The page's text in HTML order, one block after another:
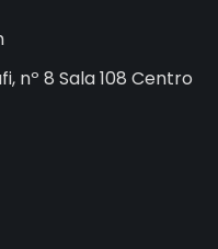
nº 8 Sala 108 Centro